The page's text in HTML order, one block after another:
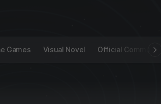
Games Visual Novel Official Community